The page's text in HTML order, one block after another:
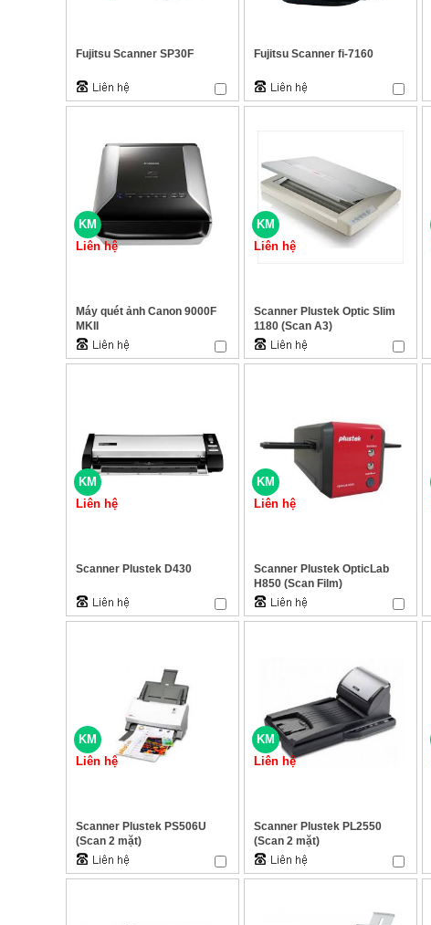
Fujitsu Scanner SP30F Fujitsu Scanner fi-7160
KM
Liên hệ
Máy quét ảnh Canon 9000F
MKII
KM
Liên hệ
Scanner Plustek Optic Slim
1180 (Scan A3)
KM
Liên hệ
Scanner Plustek D430
KM
Liên hệ
Scanner Plustek OpticLab
H850 (Scan Film)
KM
Liên hệ
Scanner Plustek PS506U
(Scan 2 mặt)
KM
Liên hệ
Scanner Plustek PL2550
(Scan 2 mặt)